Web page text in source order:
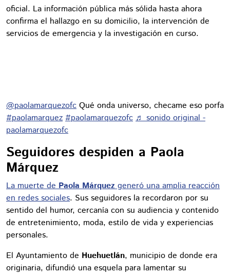
oficial. La información pública más sólida hasta ahora
confirma el hallazgo en su domicilio, la intervención de
servicios de emergencia y la investigación en curso.
@paolamarquezofc Qué onda universo, checame eso porfa
#paolamarquez #paolamarquezofc ♬ sonido original -
paolamarquezofc
Seguidores despiden a Paola
Márquez
La muerte dePaola Márquezgeneró una amplia reacción
en redes sociales. Sus seguidores la recordaron por su
sentido del humor, cercanía con su audiencia y contenido
de entretenimiento, moda, estilo de vida y experiencias
personales.
El Ayuntamiento de Huehuetlán, municipio de donde era
originaria, difundió una esquela para lamentar su